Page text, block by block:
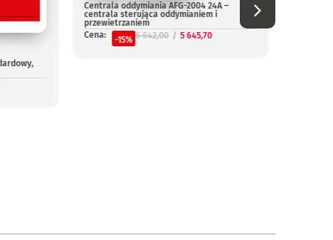
Centrala oddymiania AFG-2004 24A –
centrala sterująca oddymianiem i
przewietrzaniem
Cena:
-15% 6 642,00 5 645,70